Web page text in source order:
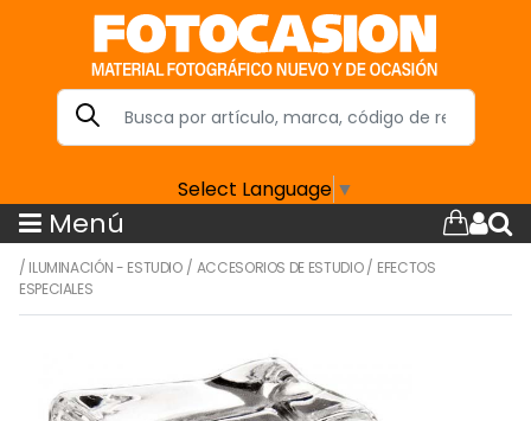
Select Language ▼
Menú
/ ILUMINACIÓN - ESTUDIO/ ACCESORIOS DE ESTUDIO/ EFECTOS
ESPECIALES